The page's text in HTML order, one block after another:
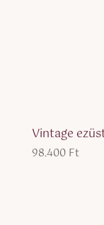
Vintage
98.400 Ft